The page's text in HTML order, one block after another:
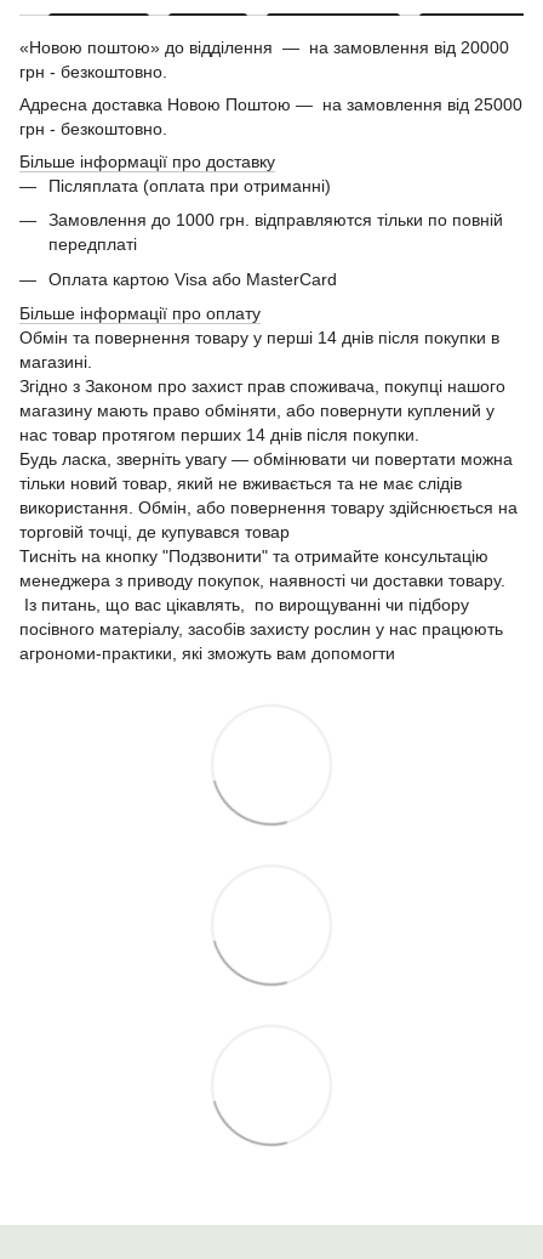
«Новою поштою» до відділення — на замовлення від 20000
грн - безкоштовно.
Адресна доставка Новою Поштою — на замовлення від 25000
грн - безкоштовно.
Більше інформації про доставку
Післяплата (оплата при отриманні)
Замовлення до 1000 грн. відправляются тільки по повній
передплаті
Оплата картою Visa або MasterCard
Більше інформації про оплату
Обмін та повернення товару у перші 14 днів після покупки в
магазині.
Згідно з Законом про захист прав споживача, покупці нашого
магазину мають право обміняти, або повернути куплений у
нас товар протягом перших 14 днів після покупки.
Будь ласка, зверніть увагу — обмінювати чи повертати можна
тільки новий товар, який не вживається та не має слідів
використання. Обмін, або повернення товару здійснюється на
торговій точці, де купувався товар
Тисніть на кнопку "Подзвонити" та отримайте консультацію
менеджера з приводу покупок, наявності чи доставки товару.
Із питань, що вас цікавлять, по вирощуванні чи підбору
посівного матеріалу, засобів захисту рослин у нас працюють
агрономи-практики, які зможуть вам допомогти